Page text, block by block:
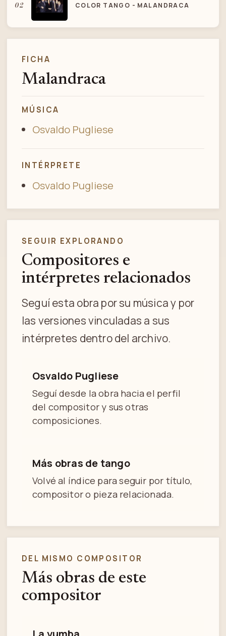
02 COLOR TANGO - MALANDRACA
FICHA
Malandraca
MÚSICA
Osvaldo Pugliese
INTÉRPRETE
Osvaldo Pugliese
SEGUIR EXPLORANDO
Compositores e
intérpretes relacionados
Seguí esta obra por su música y por
las versiones vinculadas a sus
intérpretes dentro del archivo.
Osvaldo Pugliese
Seguí desde la obra hacia el perfil
del compositor y sus otras
composiciones.
Más obras de tango
Volvé al índice para seguir por título,
compositor o pieza relacionada.
DEL MISMO COMPOSITOR
Más obras de este
compositor